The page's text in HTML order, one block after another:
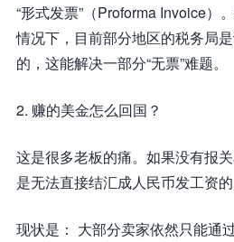
“形式发票”（Proforma Invoice）
情况下，目前部分地区的税务局
的，这能解决一部分“无票”难题。
2. 赚的美金怎么回国？
这是很多老板的痛。如果没有报
是无法直接结汇成人民币发工资的
现状是： 大部分卖家依然只能通